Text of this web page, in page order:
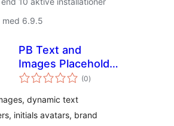
med 6.9.5
PB Text and
Images Placeholder
Fallback Suite
(0totale
bedømmelser
)
dynamic text
initials avatars, brand